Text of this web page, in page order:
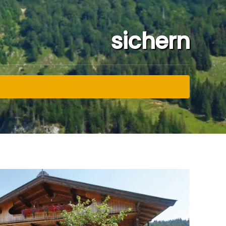
sichern